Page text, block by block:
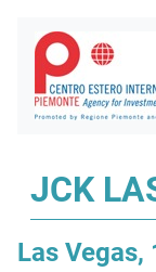
JCK
Las